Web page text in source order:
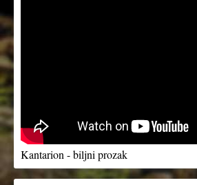
Kantarion - biljni prozak